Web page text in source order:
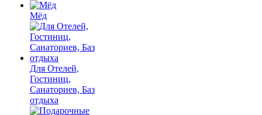
Мёд
Для Отелей,
Гостиниц,
Санаториев, Баз
отдыха